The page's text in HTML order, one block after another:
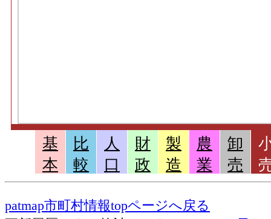
基
本
比
較
人
口
財
政
製
造
農
業
卸
売
patmap市町村情報topページへ戻る